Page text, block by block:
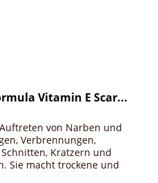
Vitamin E Scar...
von Narben und
Verbrennungen,
Kratzern und
Sie macht trockene und